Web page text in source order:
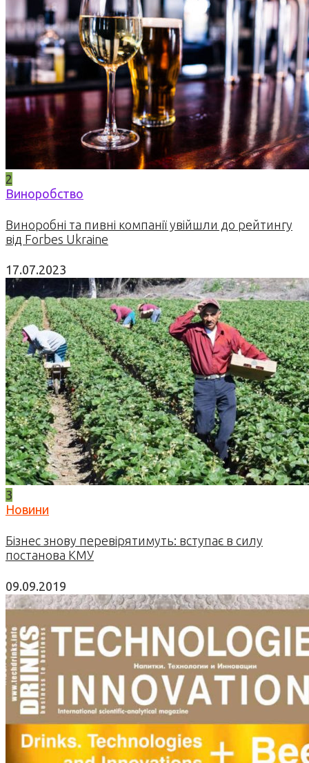
2
Виноробство
Виноробні та пивні компанії увійшли до рейтингу
від Forbes Ukraine
17.07.2023
3
Новини
Бізнес знову перевірятимуть: вступає в силу
постанова КМУ
09.09.2019